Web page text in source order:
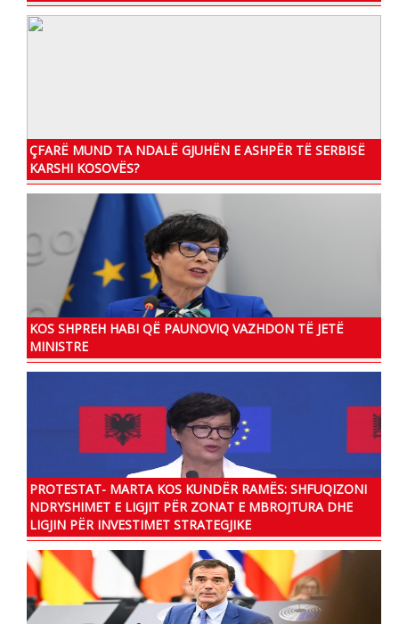
ÇFARË MUND TA NDALË GJUHËN E ASHPËR TË SERBISË
KARSHI KOSOVËS?
KOS SHPREH HABI QË PAUNOVIQ VAZHDON TË JETË
MINISTRE
PROTESTAT- MARTA KOS KUNDËR RAMËS: SHFUQIZONI
NDRYSHIMET E LIGJIT PËR ZONAT E MBROJTURA DHE
LIGJIN PËR INVESTIMET STRATEGJIKE